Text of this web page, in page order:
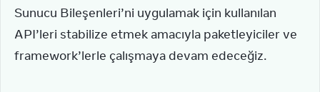
Sunucu Bileşenleri’ni uygulamak için kullanılan
API’leri stabilize etmek amacıyla paketleyiciler ve
framework’lerle çalışmaya devam edeceğiz.